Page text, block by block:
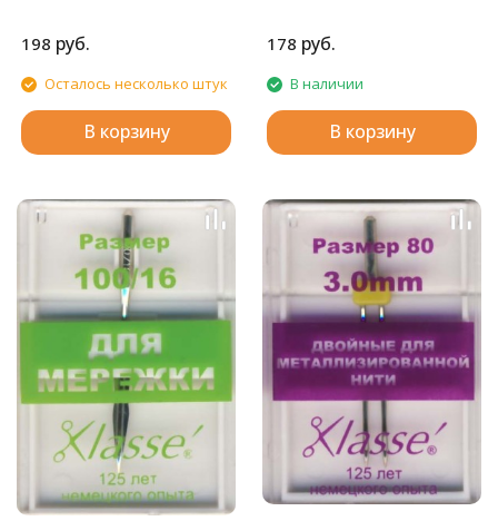
198 руб.
Осталось несколько штук
В корзину
178 руб.
В наличии
В корзину